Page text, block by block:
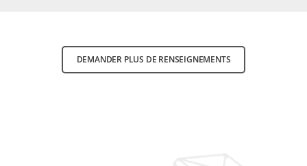
DEMANDER PLUS DE RENSEIGNEMENTS